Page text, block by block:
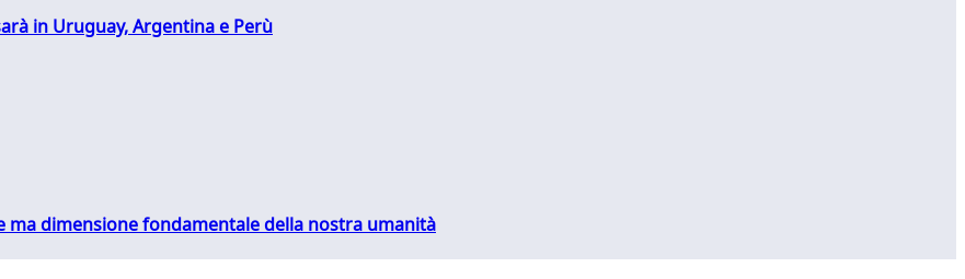
in Uruguay, Argentina e Perù
ma dimensione fondamentale della nostra umanità